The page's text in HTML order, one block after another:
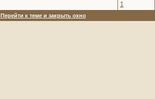
1
Перейти к теме и закрыть окно